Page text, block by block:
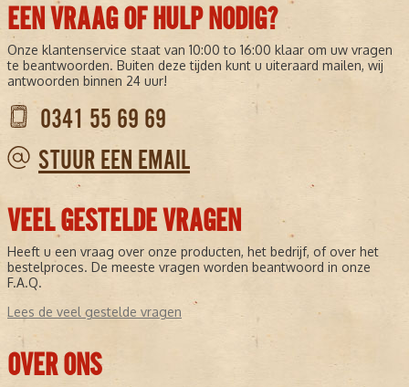
EEN VRAAG OF HULP NODIG?
Onze klantenservice staat van 10:00 to 16:00 klaar om uw vragen
te beantwoorden. Buiten deze tijden kunt u uiteraard mailen, wij
antwoorden binnen 24 uur!
0341 55 69 69
STUUR EEN EMAIL
VEEL GESTELDE VRAGEN
Heeft u een vraag over onze producten, het bedrijf, of over het
bestelproces. De meeste vragen worden beantwoord in onze
F.A.Q.
Lees de veel gestelde vragen
OVER ONS